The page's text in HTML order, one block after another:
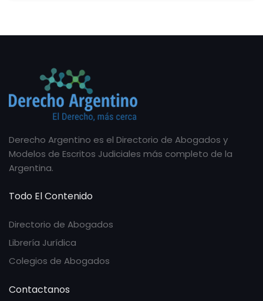
Derecho Argentino es el Directorio de Abogados y
Modelos de Escritos Judiciales más completo de la
Argentina.
Todo El Contenido
Directorio de Abogados
Librería Jurídica
Colegios de Abogados
Contactanos